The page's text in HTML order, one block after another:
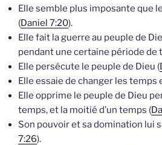
Elle semble plus imposante que
(Daniel 7:20).
Elle fait la guerre au peuple de
pendant une certaine période de
Elle persécute le peuple de Dieu (
Elle essaie de changer les temps
Elle opprime le peuple de Dieu
temps, et la moitié d’un temps (
Son pouvoir et sa domination lui
7:26).